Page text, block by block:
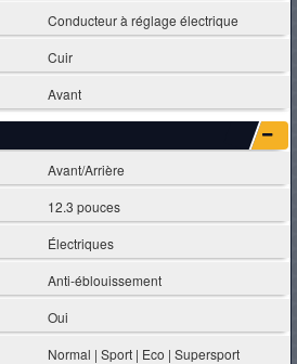
Conducteur à réglage électrique
Cuir
Avant
Avant/Arrière
12.3 pouces
Électriques
Anti-éblouissement
Oui
Normal | Sport | Eco | Supersport